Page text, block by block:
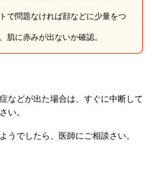
で問題なければ顔などに少量をつ
肌に赤みが出ないか確認。
などが出た場合は、すぐに中断して
い。
うでしたら、医師にご相談さい。